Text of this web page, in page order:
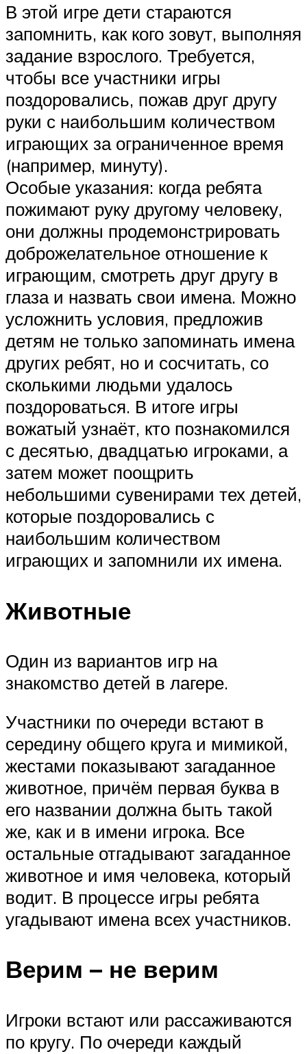
В этой игре дети стараются
запомнить, как кого зовут, выполняя
задание взрослого. Требуется,
чтобы все участники игры
поздоровались, пожав друг другу
руки с наибольшим количеством
играющих за ограниченное время
(например, минуту).
Особые указания: когда ребята
пожимают руку другому человеку,
они должны продемонстрировать
доброжелательное отношение к
играющим, смотреть друг другу в
глаза и назвать свои имена. Можно
усложнить условия, предложив
детям не только запоминать имена
других ребят, но и сосчитать, со
сколькими людьми удалось
поздороваться. В итоге игры
вожатый узнаёт, кто познакомился
с десятью, двадцатью игроками, а
затем может поощрить
небольшими сувенирами тех детей,
которые поздоровались с
наибольшим количеством
играющих и запомнили их имена.
Животные
Один из вариантов игр на
знакомство детей в лагере.
Участники по очереди встают в
середину общего круга и мимикой,
жестами показывают загаданное
животное, причём первая буква в
его названии должна быть такой
же, как и в имени игрока. Все
остальные отгадывают загаданное
животное и имя человека, который
водит. В процессе игры ребята
угадывают имена всех участников.
Верим – не верим
Игроки встают или рассаживаются
по кругу. По очереди каждый